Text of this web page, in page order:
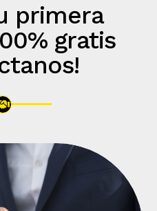
primera
gratis